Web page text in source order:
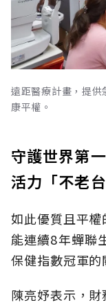
遠距醫療計畫，提
康平權。
守護世界第
活力「不老台
如此優質且平
能連續8年蟬聯
保健指數冠軍的
陳亮妤表示，